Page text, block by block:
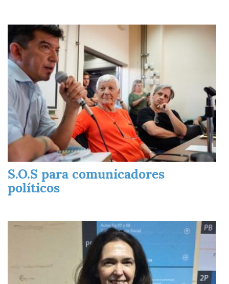
S.O.S para comunicadores
políticos
Imagen